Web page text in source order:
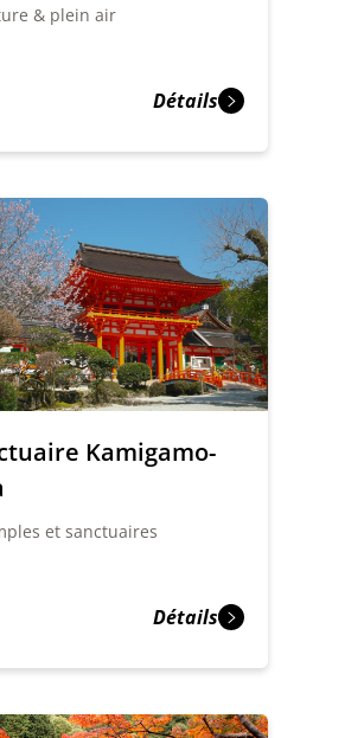
& plein air
Détails
Kamigamo-
et sanctuaires
Détails